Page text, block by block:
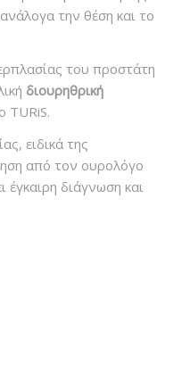
την θέση και το
του προστάτη
διουρηθρική
TURiS.
ειδικά της
από τον ουρολόγο
έγκαιρη διάγνωση και